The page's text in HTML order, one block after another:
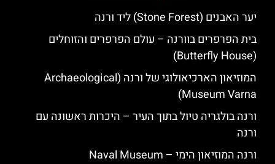
יער האבנים (Stone Forest) ליד ורנה
בית הפרפרים בוורנה – עולם הפרפרים והזוחלים
(Butterfly House)
המוזיאון הארכיאולוגי של ורנה (Archaeological
Museum Varna)
ורנה בולגריה טיול בתוך העיר – היכרות ראשונה עם
ורנה
ורנה המוזיאון הימי – Naval Museum